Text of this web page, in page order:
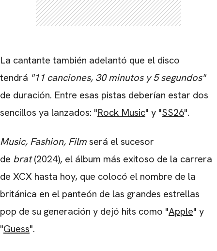
La cantante también adelantó que el disco
tendrá "11 canciones, 30 minutos y 5 segundos"
de duración. Entre esas pistas deberían estar dos
sencillos ya lanzados: "Rock Music" y "SS26".
Music, Fashion, Filmserá el sucesor
de brat(2024), el álbum más exitoso de la carrera
de XCX hasta hoy, que colocó el nombre de la
británica en el panteón de las grandes estrellas
pop de su generación y dejó hits como "Apple" y
"Guess".